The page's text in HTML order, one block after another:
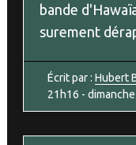
bande
surement
Écrit par :Hubert
21h16 -